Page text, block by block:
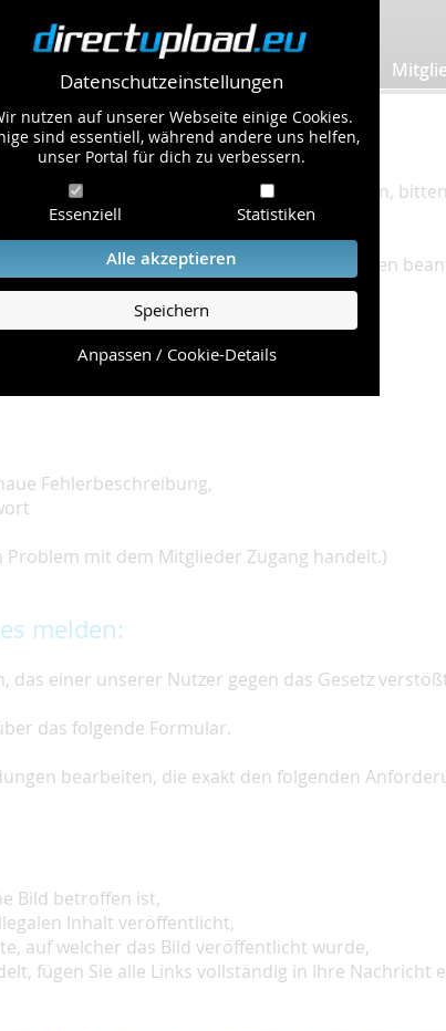
Datenschutzeinstellungen
nutzen auf unserer Webseite einige Cookies.
sind essentiell, während andere uns helfen,
unser Portal für dich zu verbessern.
Essenziell Statistiken
Alle akzeptieren
Speichern
Anpassen / Cookie-Details
Ihres Problems zu gewährleisten,
Hilfe Seite, die die häufig gestellten Fragen
Fehlerbeschreibung,
Problem mit dem Mitglieder Zugang handelt.)
melden:
das einer unserer Nutzer gegen das Gesetz
das folgende Formular.
bearbeiten, die exakt den folgenden
Bild betroffen ist,
Inhalt veröffentlicht,
auf welcher das Bild veröffentlicht wurde,
fügen Sie alle Links vollständig in Ihre Nachricht